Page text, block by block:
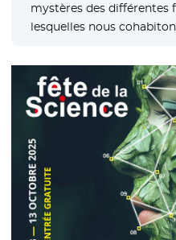
mystères des différentes
lesquelles nous